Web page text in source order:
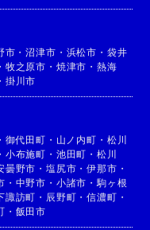
市 ・沼津市 ・ 浜松市 ・ 袋井
・ 牧之原市 ・ 焼津市 ・ 熱海
・ 掛川市
・ 御代田町 ・ 山ノ内町 ・ 松川
・ 小布施町 ・ 池田町 ・ 松川
曇野市 ・ 塩尻市 ・伊那市 ・
・ 中野市 ・ 小諸市 ・ 駒ヶ根
諏訪町 ・ 辰野町 ・信濃町 ・
・ 飯田市